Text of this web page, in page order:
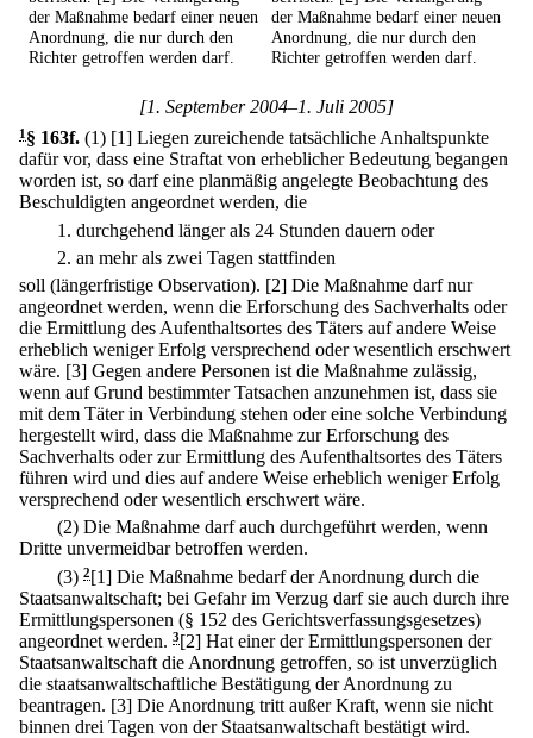
der Maßnahme bedarf einer neuen
Anordnung, die nur durch den
Richter getroffen werden darf.
der Maßnahme bedarf einer neuen
Anordnung, die nur durch den
Richter getroffen werden darf.
[1. September 2004–1. Juli 2005]
1§ 163f. (1) [1] Liegen zureichende tatsächliche Anhaltspunkte
dafür vor, dass eine Straftat von erheblicher Bedeutung begangen
worden ist, so darf eine planmäßig angelegte Beobachtung des
Beschuldigten angeordnet werden, die
1. durchgehend länger als 24 Stunden dauern oder
2. an mehr als zwei Tagen stattfinden
soll (längerfristige Observation). [2] Die Maßnahme darf nur
angeordnet werden, wenn die Erforschung des Sachverhalts oder
die Ermittlung des Aufenthaltsortes des Täters auf andere Weise
erheblich weniger Erfolg versprechend oder wesentlich erschwert
wäre. [3] Gegen andere Personen ist die Maßnahme zulässig,
wenn auf Grund bestimmter Tatsachen anzunehmen ist, dass sie
mit dem Täter in Verbindung stehen oder eine solche Verbindung
hergestellt wird, dass die Maßnahme zur Erforschung des
Sachverhalts oder zur Ermittlung des Aufenthaltsortes des Täters
führen wird und dies auf andere Weise erheblich weniger Erfolg
versprechend oder wesentlich erschwert wäre.
(2) Die Maßnahme darf auch durchgeführt werden, wenn
Dritte unvermeidbar betroffen werden.
(3) 2[1] Die Maßnahme bedarf der Anordnung durch die
Staatsanwaltschaft; bei Gefahr im Verzug darf sie auch durch ihre
Ermittlungspersonen (§ 152 des Gerichtsverfassungsgesetzes)
angeordnet werden. 3[2] Hat einer der Ermittlungspersonen der
Staatsanwaltschaft die Anordnung getroffen, so ist unverzüglich
die staatsanwaltschaftliche Bestätigung der Anordnung zu
beantragen. [3] Die Anordnung tritt außer Kraft, wenn sie nicht
binnen drei Tagen von der Staatsanwaltschaft bestätigt wird.